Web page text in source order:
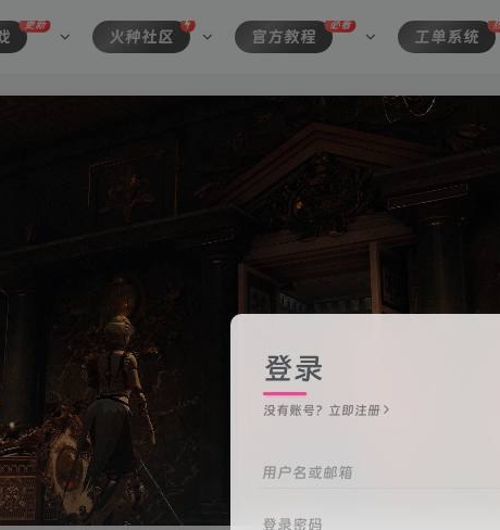
更新
火种社区 官方教程
必看
工单系统
登录
没有账号？立即注册
用户名或邮箱
登录密码